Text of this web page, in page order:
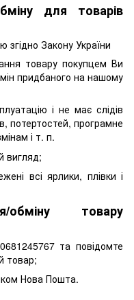
для товарів
згідно Закону України
товару покупцем Ви
придбаного на нашому
і не має слідів
потертостей, програмне
і т. п.
вигляд;
всі ярлики, плівки і
обміну товару
та повідомте
товар;
Нова Пошта.